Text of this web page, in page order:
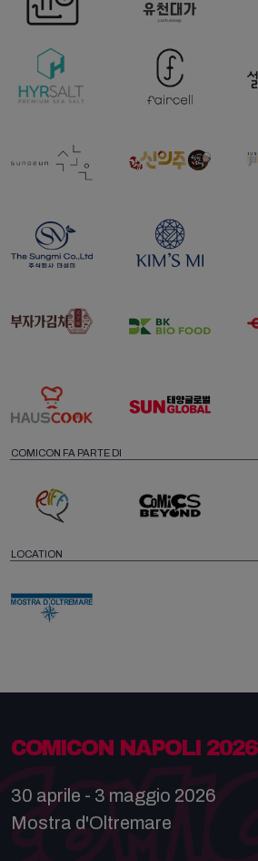
COMICON FA PARTE DI
LOCATION
COMICON NAPOLI 2026
30 aprile - 3 maggio 2026
Mostra d'Oltremare